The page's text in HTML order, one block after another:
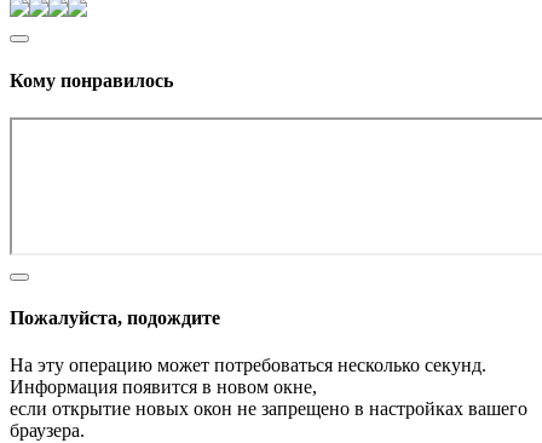
Кому понравилось
Пожалуйста, подождите
На эту операцию может потребоваться несколько секунд.
Информация появится в новом окне,
если открытие новых окон не запрещено в настройках вашего
браузера.